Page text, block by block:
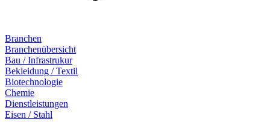
Branchen
Branchenübersicht
Bau / Infrastrukur
Bekleidung / Textil
Biotechnologie
Chemie
Dienstleistungen
Eisen / Stahl